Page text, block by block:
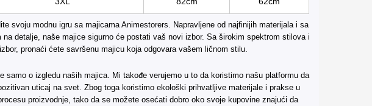
svoju modnu igru sa majicama Animestorers. Napravljene od najfinijih materijala i sa
na detalje, naše majice sigurno će postati vaš novi izbor. Sa širokim spektrom stilova i
pronaći ćete savršenu majicu koja odgovara vašem ličnom stilu.
samo o izgledu naših majica. Mi takođe verujemo u to da koristimo našu platformu da
uticaj na svet. Zbog toga koristimo ekološki prihvatljive materijale i prakse u
proizvodnje, tako da se možete osećati dobro oko svoje kupovine znajući da